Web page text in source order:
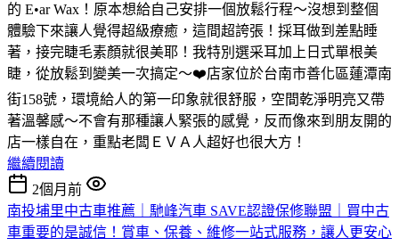
的 E•ar Wax！原本想給自己安排一個放鬆行程～沒想到整個
體驗下來讓人覺得超級療癒，這間超誇張！採耳做到差點睡
著，接完睫毛素顏就很美耶！我特別選采耳加上日式單根美
睫，從放鬆到變美一次搞定～❤️店家位於台南市善化區蓮潭南
街158號，環境給人的第一印象就很舒服，空間乾淨明亮又帶
著溫馨感～不會有那種讓人緊張的感覺，反而像來到朋友開的
店一樣自在，重點老闆ＥＶＡ人超好也很大方！
繼續閱讀
2個月前
南投埔里中古車推薦｜馳峰汽車 SAVE認證保修聯盟｜買中古
車重要的是誠信！賞車、保養、維修一站式服務，讓人更安心